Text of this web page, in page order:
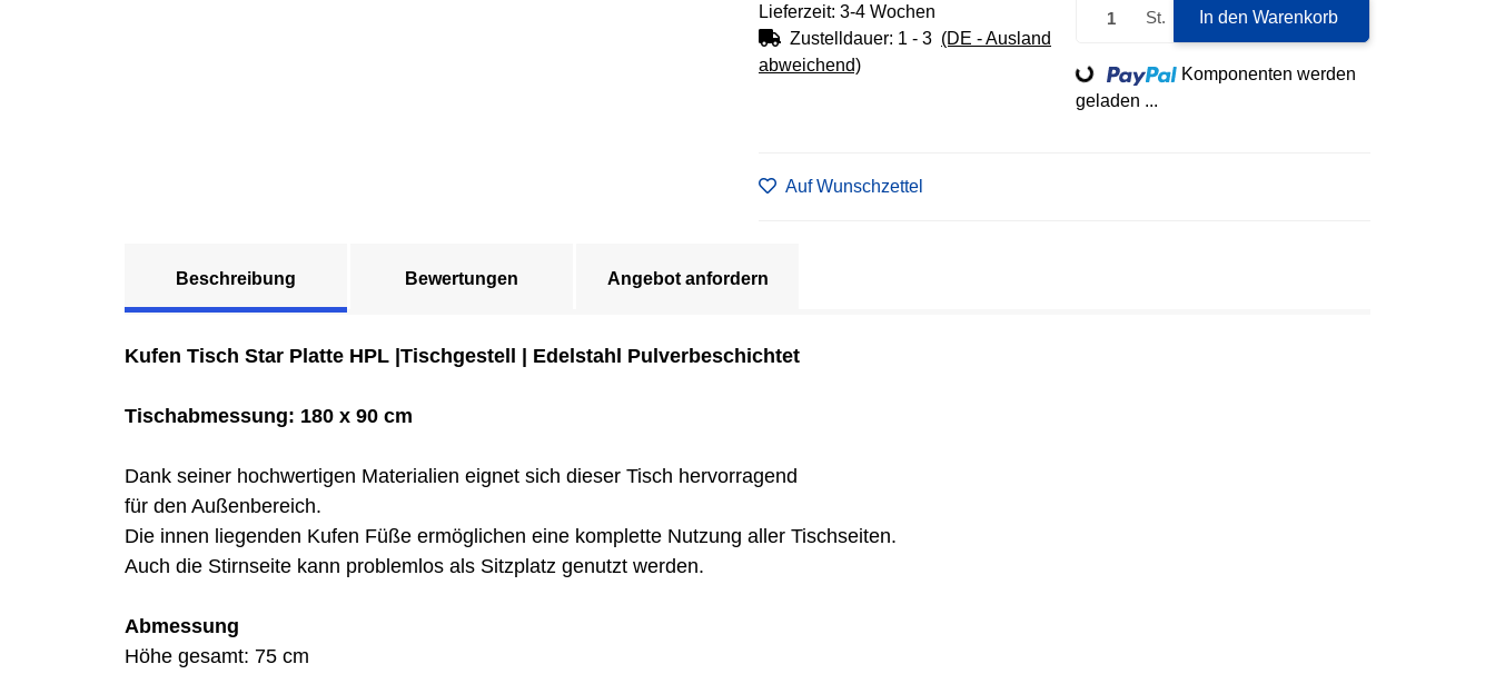
Lieferzeit: 3-4 Wochen
Zustelldauer: 1 - 3 (DE - Ausland
abweichend)
St. In den Warenkorb
Loading...
Komponenten werden
geladen ...
Auf Wunschzettel
Beschreibung Bewertungen Angebot anfordern
Kufen Tisch Star Platte HPL |Tischgestell | Edelstahl Pulverbeschichtet
Tischabmessung: 180 x 90 cm
Dank seiner hochwertigen Materialien eignet sich dieser Tisch hervorragend
für den Außenbereich.
Die innen liegenden Kufen Füße ermöglichen eine komplette Nutzung aller Tischseiten.
Auch die Stirnseite kann problemlos als Sitzplatz genutzt werden.
Abmessung
Höhe gesamt: 75 cm